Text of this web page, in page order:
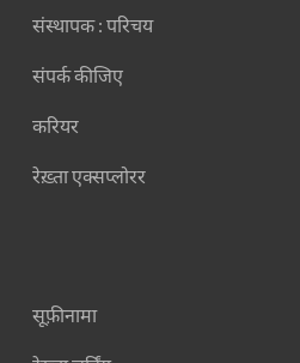
संस्थापक : परिचय
संपर्क कीजिए
करियर
रेख़्ता एक्सप्लोरर
सूफ़ीनामा